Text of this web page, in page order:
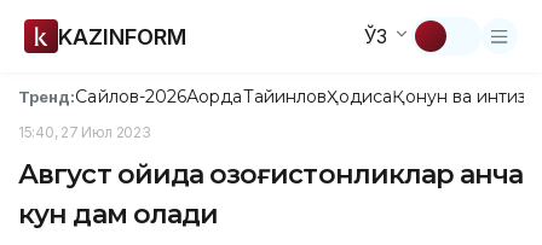
KAZINFORM ЎЗ
Тренд:Сайлов-2026АқордаТайинловҲодисаҚонун ва
15:40, 27 Июл 2023
Август ойида қозоғистонликлар қанча
кун дам олади